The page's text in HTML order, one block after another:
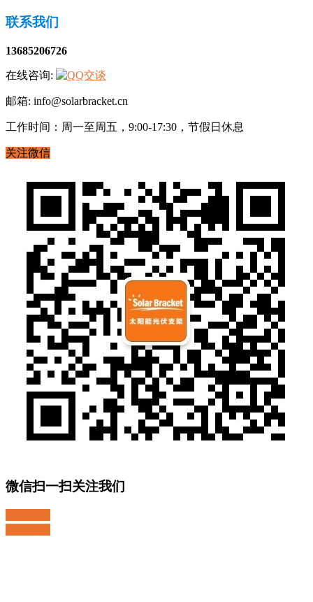
联系我们
13685206726
在线咨询:
邮箱: info@solarbracket.cn
工作时间：周一至周五，9:00-17:30，节假日休息
关注微信
微信扫一扫关注我们